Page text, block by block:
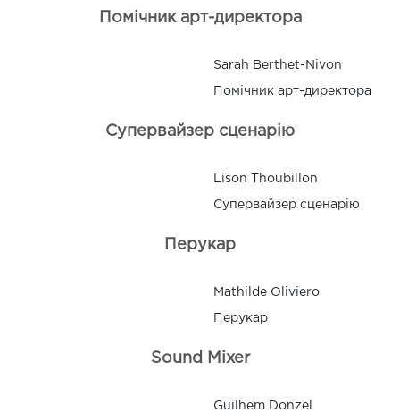
Помічник арт-директора
Sarah Berthet-Nivon
Помічник арт-директора
Супервайзер сценарію
Lison Thoubillon
Супервайзер сценарію
Перукар
Mathilde Oliviero
Перукар
Sound Mixer
Guilhem Donzel